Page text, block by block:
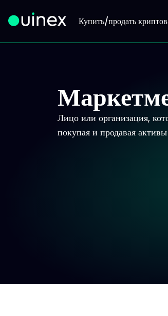
Купить/продать
Лицо или организация,
покупая и продавая